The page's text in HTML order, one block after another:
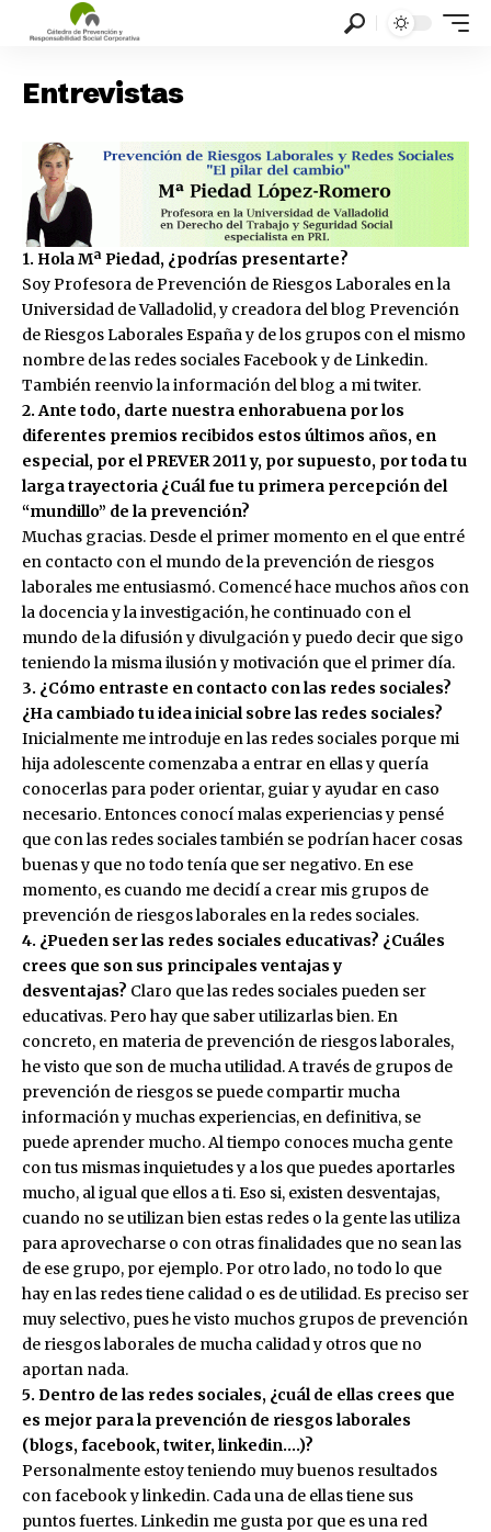
Entrevistas
1. Hola Mª Piedad, ¿podrías presentarte?
Soy Profesora de Prevención de Riesgos Laborales en la
Universidad de Valladolid, y creadora del blog Prevención
de Riesgos Laborales España y de los grupos con el mismo
nombre de las redes sociales Facebook y de Linkedin.
También reenvio la información del blog a mi twiter.
2. Ante todo, darte nuestra enhorabuena por los
diferentes premios recibidos estos últimos años, en
especial, por el PREVER 2011 y, por supuesto, por toda tu
larga trayectoria ¿Cuál fue tu primera percepción del
“mundillo” de la prevención?
Muchas gracias. Desde el primer momento en el que entré
en contacto con el mundo de la prevención de riesgos
laborales me entusiasmó. Comencé hace muchos años con
la docencia y la investigación, he continuado con el
mundo de la difusión y divulgación y puedo decir que sigo
teniendo la misma ilusión y motivación que el primer día.
3. ¿Cómo entraste en contacto con las redes sociales?
¿Ha cambiado tu idea inicial sobre las redes sociales?
Inicialmente me introduje en las redes sociales porque mi
hija adolescente comenzaba a entrar en ellas y quería
conocerlas para poder orientar, guiar y ayudar en caso
necesario. Entonces conocí malas experiencias y pensé
que con las redes sociales también se podrían hacer cosas
buenas y que no todo tenía que ser negativo. En ese
momento, es cuando me decidí a crear mis grupos de
prevención de riesgos laborales en la redes sociales.
4. ¿Pueden ser las redes sociales educativas? ¿Cuáles
crees que son sus principales ventajas y
desventajas? Claro que las redes sociales pueden ser
educativas. Pero hay que saber utilizarlas bien. En
concreto, en materia de prevención de riesgos laborales,
he visto que son de mucha utilidad. A través de grupos de
prevención de riesgos se puede compartir mucha
información y muchas experiencias, en definitiva, se
puede aprender mucho. Al tiempo conoces mucha gente
con tus mismas inquietudes y a los que puedes aportarles
mucho, al igual que ellos a ti. Eso si, existen desventajas,
cuando no se utilizan bien estas redes o la gente las utiliza
para aprovecharse o con otras finalidades que no sean las
de ese grupo, por ejemplo. Por otro lado, no todo lo que
hay en las redes tiene calidad o es de utilidad. Es preciso ser
muy selectivo, pues he visto muchos grupos de prevención
de riesgos laborales de mucha calidad y otros que no
aportan nada.
5. Dentro de las redes sociales, ¿cuál de ellas crees que
es mejor para la prevención de riesgos laborales
(blogs, facebook, twiter, linkedin….)?
Personalmente estoy teniendo muy buenos resultados
con facebook y linkedin. Cada una de ellas tiene sus
puntos fuertes. Linkedin me gusta por que es una red